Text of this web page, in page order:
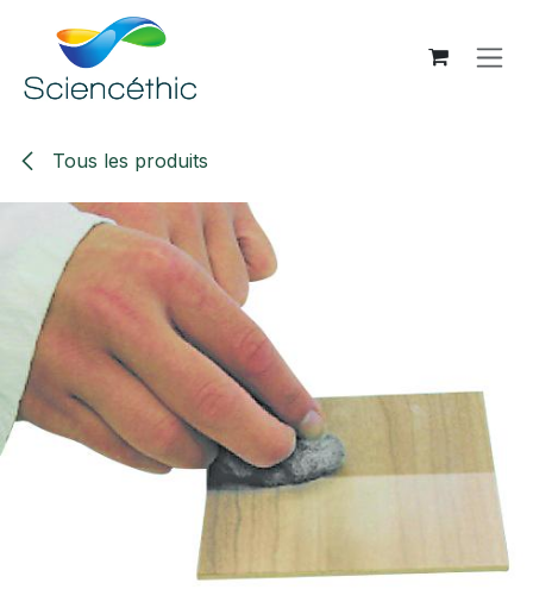
Se rendre au contenu
Tous les produits